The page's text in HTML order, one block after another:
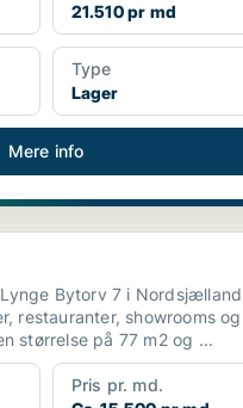
21.510 pr md
Type
Lager
Mere info
Bytorv 7 i
restauranter, showrooms og
størrelse på 77 m2 og ...
Pris pr. md.